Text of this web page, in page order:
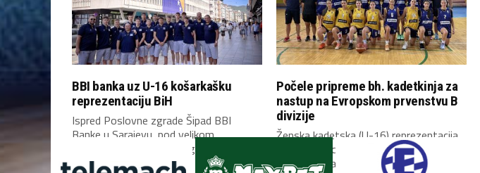
BBI banka uz U-16 košarkašku
reprezentaciju BiH
Ispred Poslovne zgrade Šipad BBI
Banke u Sarajevu, pod velikom
zastavom Bosne i Hercegovine,...
Počele pripreme bh. kadetkinja za
nastup na Evropskom prvenstvu B
divizije
Ženska kadetska (U-16) reprezentacija
Bosne i Hercegovine okupila se danas u
Mostaru i započela...